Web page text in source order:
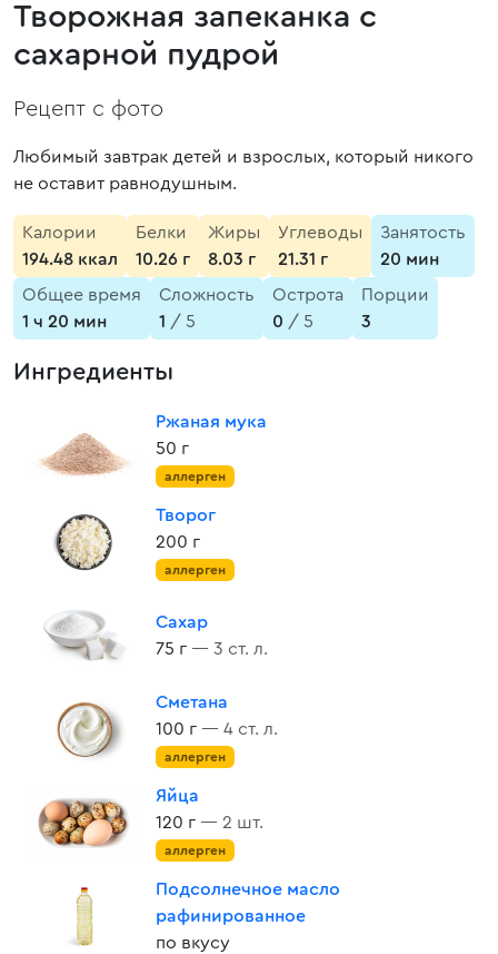
Творожная запеканка с
сахарной пудрой
Рецепт с фото
Любимый завтрак детей и взрослых, который никого
не оставит равнодушным.
Калории
194.48 ккал
Белки
10.26 г
Жиры
8.03 г
Углеводы
21.31 г
Занятость
20 мин
Общее время
1 ч 20 мин
Сложность
1 / 5
Острота
0 / 5
Порции
3
Ингредиенты
Ржаная мука
50 г
аллерген
Творог
200 г
аллерген
Сахар
75 г — 3 ст. л.
Сметана
100 г — 4 ст. л.
аллерген
Яйца
120 г — 2 шт.
аллерген
Подсолнечное масло
рафинированное
по вкусу